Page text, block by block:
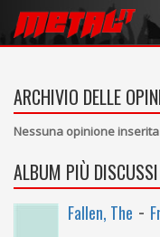
ARCHIVIO DELLE
Nessuna opinione
ALBUM PIÙ DISCUSSI
Fallen, The -